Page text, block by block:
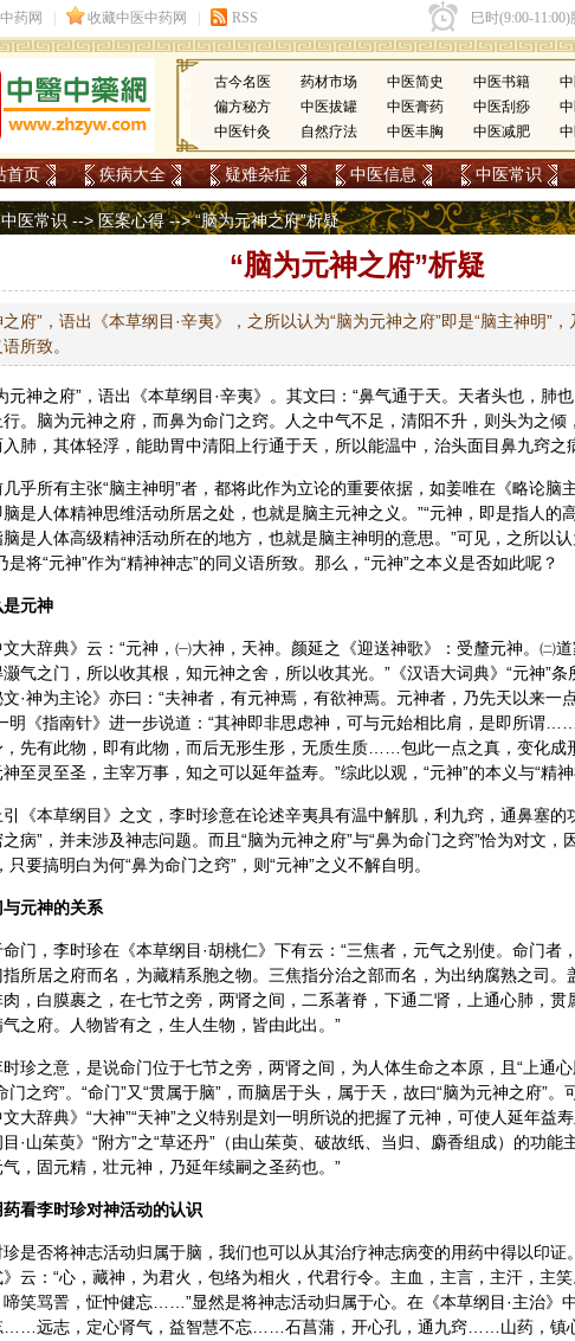
古今名医 药材市场 中医简史 中医书籍
偏方秘方
中医拔罐 中医膏药 中医刮痧
中医针灸
自然疗法 中医丰胸 中医减肥
首页 疾病大全 疑难杂症 中医信息 中医常识
中医常识 -->医案心得--> “脑为元神之府”析疑
“脑为元神之府”析疑
府”，语出《本草纲目·辛夷》，之所以认为“脑为元神之府”即是“脑主神明”，
所致。
元神之府”，语出《本草纲目·辛夷》。其文曰：“鼻气通于天。天者头也，肺
。脑为元神之府，而鼻为命门之窍。人之中气不足，清阳不升，则头为之倾
肺，其体轻浮，能助胃中清阳上行通于天，所以能温中，治头面目鼻九窍之
几乎所有主张“脑主神明”者，都将此作为立论的重要依据，如姜唯在《略论脑
是人体精神思维活动所居之处，也就是脑主元神之义。”“元神，即是指人的
是人体高级精神活动所在的地方，也就是脑主神明的意思。”可见，之所以认
是将“元神”作为“精神神志”的同义语所致。那么，“元神”之本义是否如此呢？
是元神
文大辞典》云：“元神，㈠大神，天神。颜延之《迎送神歌》：受釐元神。㈡
气之门，所以收其根，知元神之舍，所以收其光。”《汉语大词典》“元神”
文·神为主论》亦曰：“夫神者，有元神焉，有欲神焉。元神者，乃先天以来一
明《指南针》进一步说道：“其神即非思虑神，可与元始相比肩，是即所谓
，先有此物，即有此物，而后无形生形，无质生质……包此一点之真，变化成
至灵至圣，主宰万事，知之可以延年益寿。”综此以观，“元神”的本义与“精神
《本草纲目》之文， 李时珍意在论述辛夷具有温中解肌，利九窍，通鼻塞的
病”，并未涉及神志问题。而且“脑为元神之府”与“鼻为命门之窍”恰为对文，
只要搞明白为何“鼻为命门之窍”，则“元神”之义不解自明。
与元神的关系
命门，李时珍在《本草纲目·胡桃仁》下有云：“三焦者，元气之别使。命门者
所居之府而名，为藏精系胞之物。三焦指分治之部而名，为出纳腐熟之司。
，白膜裹之，在七节之旁，两肾之间，二系著脊，下通二肾，上通心肺，贯
之府。人物皆有之，生人生物，皆由此出。”
珍之意，是说命门位于七节之旁，两肾之间，为人体生命之本原，且“上通心
门之窍”。“命门”又“贯属于脑”，而脑居于头，属于天，故曰“脑为元神之府”。
文大辞典》“大神”“天神”之义特别是刘一明所说的把握了元神，可使人延年益
·山茱萸》“附方”之“草还丹”（由山茱萸、破故纸、 当归 麝香组成）的功能
，固元精，壮元神，乃延年续嗣之圣药也。”
药看李时珍对神活动的认识
是否将神志活动归属于脑，我们也可以从其治疗神志病变的用药中得以印证
云：“心，藏神，为君火，包络为相火，代君行令。主血，主言，主汗，主
笑骂詈，怔忡健忘……”显然是将神志活动归属于心。在《本草纲目·主治》
…… 远志 ，定心肾气，益智慧不忘…… 石菖蒲 ，开心孔，通九窍…… 山药 ，